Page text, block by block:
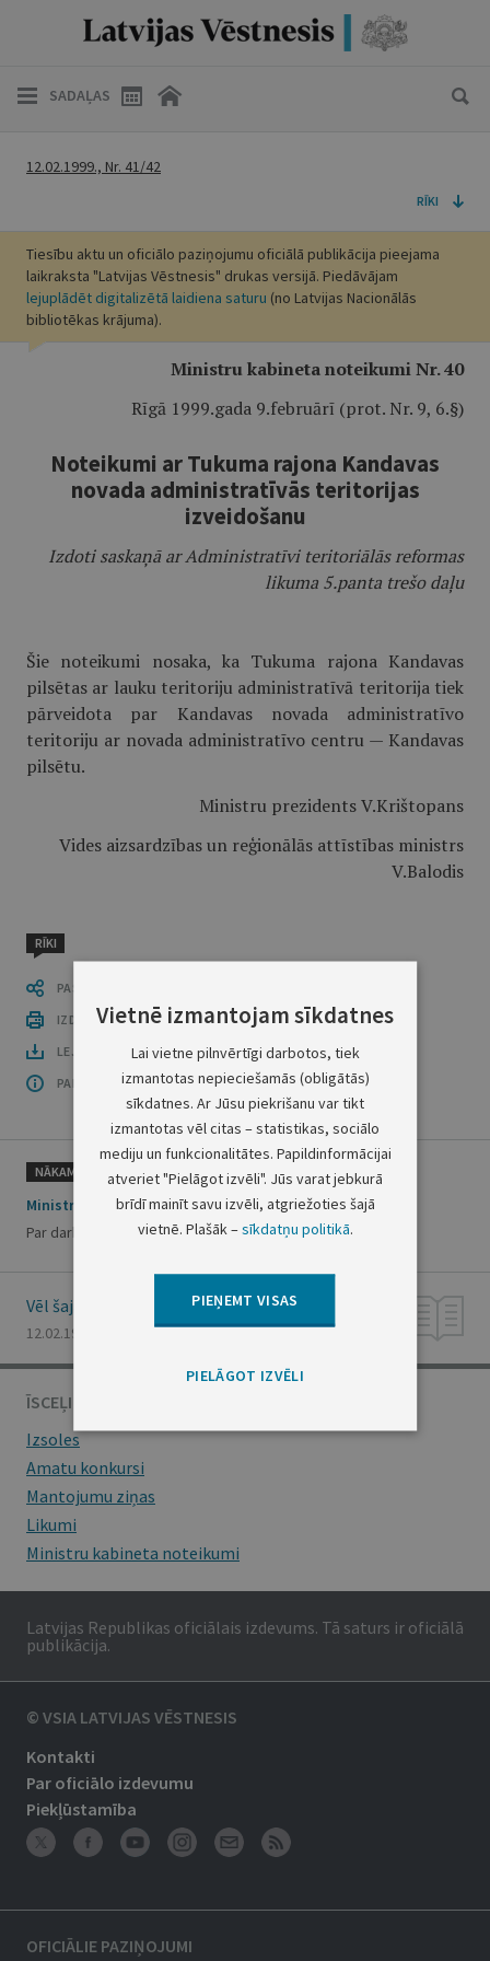
SADAĻAS
12.02.1999., Nr. 41/42
RĪKI
Tiesību aktu un oficiālo paziņojumu oficiālā publikācija pieejama
laikraksta "Latvijas Vēstnesis" drukas versijā. Piedāvājam
lejuplādēt digitalizētā laidiena saturu (no Latvijas Nacionālās
bibliotēkas krājuma).
Ministru kabineta noteikumi Nr. 40
Rīgā 1999.gada 9.februārī (prot. Nr. 9, 6.§)
Noteikumi ar Tukuma rajona Kandavas
novada administratīvās teritorijas
izveidošanu
Izdoti saskaņā ar Administratīvi teritoriālās reformas
likuma 5.panta trešo daļu
Šie noteikumi nosaka, ka Tukuma rajona Kandavas
pilsētas ar lauku teritoriju administratīvā teritorija tiek
pārveidota par Kandavas novada administratīvo
teritoriju ar novada administratīvo centru — Kandavas
pilsētu.
Ministru prezidents V.Krištopans
Vides aizsardzības un reģionālās attīstības ministrs
V.Balodis
RĪKI
PASTĀSTI CITIEM
IZDRUKĀT PUBLIKĀCIJU
LEJUPLĀDĒT LAIDIENU (PDF)
PAR OFICIĀLO IZDEVUMU
NĀKAMAIS
Ministru prezidenta rīkojums Nr.40
Par darba grupas izveidošanu
Vēl šajā numurā
12.02.1999., Nr. 41/42
ĪSCEĻI
Izsoles
Amatu konkursi
Mantojumu ziņas
Likumi
Ministru kabineta noteikumi
Latvijas Republikas oficiālais izdevums. Tā saturs ir oficiālā
publikācija.
© VSIA LATVIJAS VĒSTNESIS
Kontakti
Par oficiālo izdevumu
Piekļūstamība
OFICIĀLIE PAZIŅOJUMI
Vietnē izmantojam sīkdatnes
Lai vietne pilnvērtīgi darbotos, tiek
izmantotas nepieciešamās (obligātās)
sīkdatnes. Ar Jūsu piekrišanu var tikt
izmantotas vēl citas – statistikas, sociālo
mediju un funkcionalitātes. Papildinformācijai
atveriet "Pielāgot izvēli". Jūs varat jebkurā
brīdī mainīt savu izvēli, atgriežoties šajā
vietnē. Plašāk –sīkdatņu politikā.
PIEŅEMT VISAS
PIELĀGOT IZVĒLI